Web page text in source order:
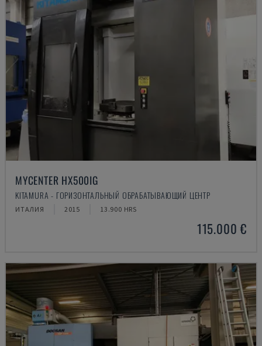
MYCENTER HX500IG
KITAMURA - ГОРИЗОНТАЛЬНЫЙ ОБРАБАТЫВАЮЩИЙ ЦЕНТР
ИТАЛИЯ 2015 13.900 HRS
115.000 €